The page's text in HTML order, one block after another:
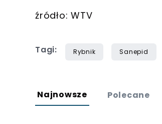
źródło: WTV
Tagi: Rybnik Sanepid
Najnowsze Polecane